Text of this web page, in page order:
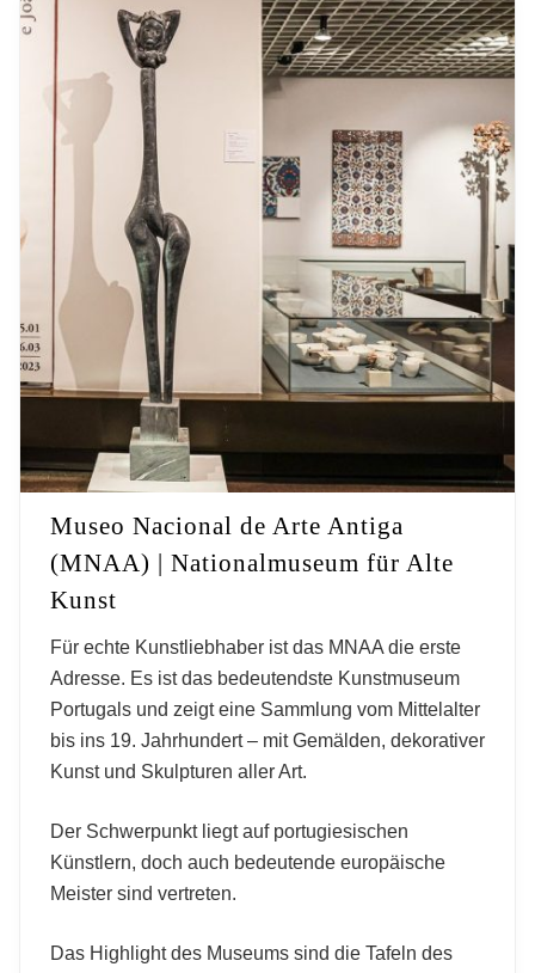
Museo Nacional de Arte Antiga
(MNAA) | Nationalmuseum für Alte
Kunst
Für echte Kunstliebhaber ist das MNAA die erste
Adresse. Es ist das bedeutendste Kunstmuseum
Portugals und zeigt eine Sammlung vom Mittelalter
bis ins 19. Jahrhundert – mit Gemälden, dekorativer
Kunst und Skulpturen aller Art.
Der Schwerpunkt liegt auf portugiesischen
Künstlern, doch auch bedeutende europäische
Meister sind vertreten.
Das Highlight des Museums sind die Tafeln des